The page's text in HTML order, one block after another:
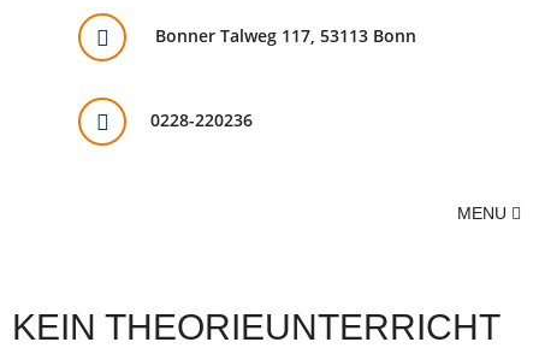
Bonner Talweg 117, 53113 Bonn
0228-220236
MENU
KEIN THEORIEUNTERRICHT